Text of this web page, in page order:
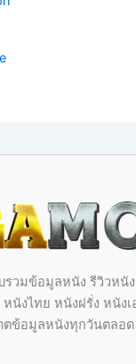
บรวมข้อมูลหนัง รีวิวห
นังไทย หนังฝรั่ง หนัง
ตข้อมูลหนังทุกวันตลอด